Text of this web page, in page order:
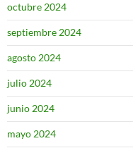
octubre 2024
septiembre 2024
agosto 2024
julio 2024
junio 2024
mayo 2024